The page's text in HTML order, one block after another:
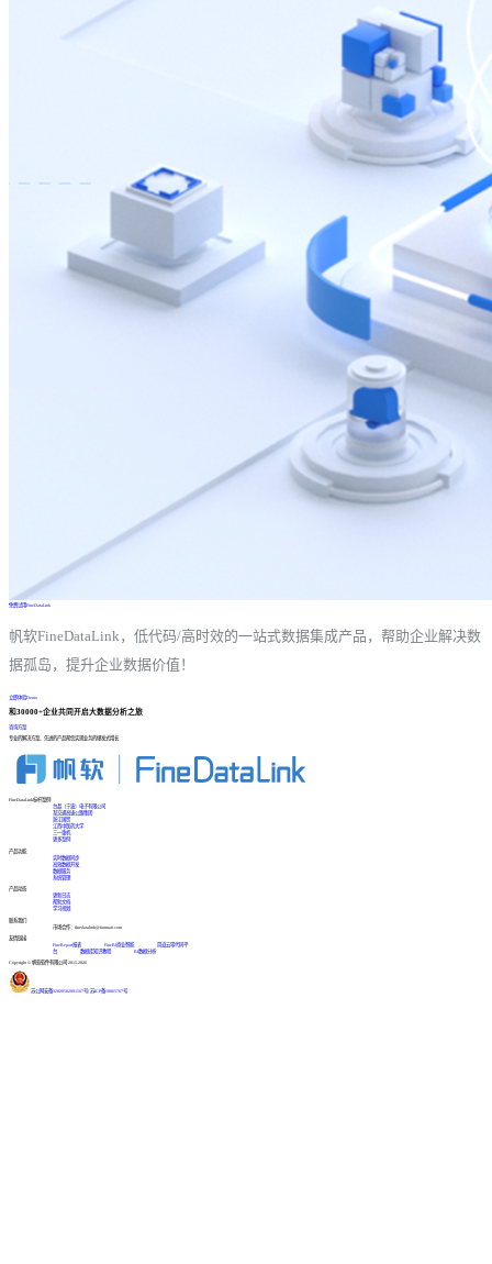
免费试用FineDataLink
帆软FineDataLink，低代码/高时效的一站式数据集成产品，帮助企业解决数
据孤岛，提升企业数据价值！
立即体验Demo
和30000+企业共同开启大数据分析之旅
咨询方案
专业的解决方案、先进的产品帮您实现业务的爆发式增长
FineDataLink标杆案例
台晶（宁波）电子有限公司
某交通高速公路集团
浙江国贸
江西中医药大学
三一重机
更多案例
产品功能
实时数据同步
高效数据开发
数据服务
系统管理
产品动态
更新日志
帮助文档
学习视频
联系我们
市场合作：finedatalink@fanruan.com
友情链接
FineReport报表
FineBI商业智能
简道云零代码平
台
数据库知识教程 BI数据分析
Copyright © 帆软软件有限公司 2015-2026
苏公网安备32020502001567号| 苏ICP备18065767号